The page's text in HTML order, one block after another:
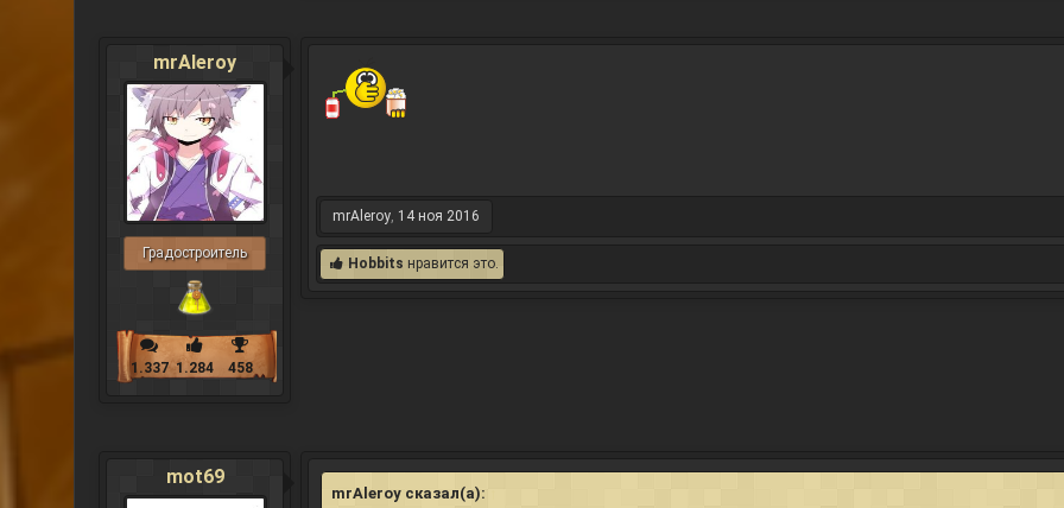
mrAleroy
Градостроитель
1.337 1.284 458
mrAleroy, 14 ноя 2016
Hobbits нравится это.
mot69
mrAleroy сказал(а):